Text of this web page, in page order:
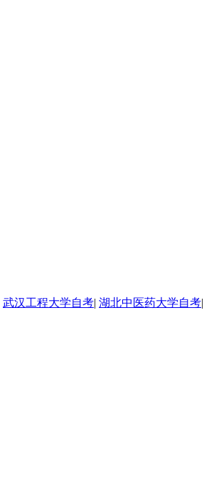
武汉工程大学自考| 湖北中医药大学自考|